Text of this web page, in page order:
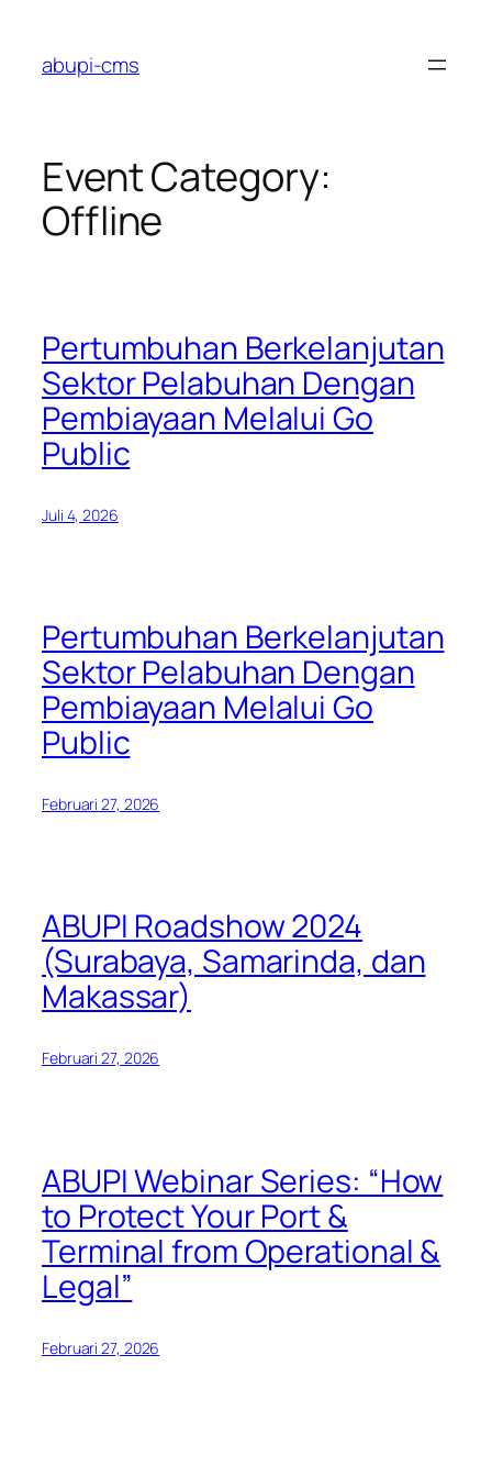
konten
abupi-cms
Event Category:
Offline
Pertumbuhan Berkelanjutan
Sektor Pelabuhan Dengan
Pembiayaan Melalui Go
Public
Juli 4, 2026
Pertumbuhan Berkelanjutan
Sektor Pelabuhan Dengan
Pembiayaan Melalui Go
Public
Februari 27, 2026
ABUPI Roadshow 2024
(Surabaya, Samarinda, dan
Makassar)
Februari 27, 2026
ABUPI Webinar Series: “How
to Protect Your Port &
Terminal from Operational &
Legal”
Februari 27, 2026